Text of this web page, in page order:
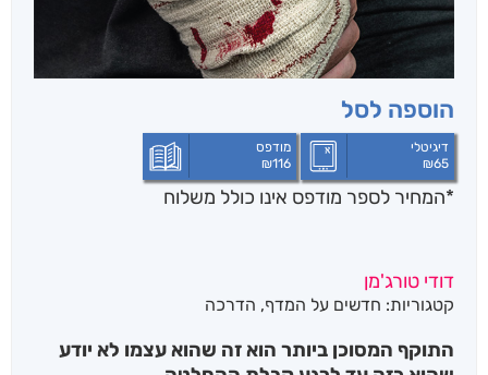
הוספה לסל
דיגיטלי
₪65
מודפס
₪116
*המחיר לספר מודפס אינו כולל משלוח
דודי טורג'מן
קטגוריות: חדשים על המדף, הדרכה
התוקף המסוכן ביותר הוא זה שהוא עצמו לא יודע